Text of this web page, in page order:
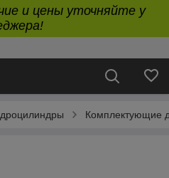
и цены уточняйте у
Комплектующие